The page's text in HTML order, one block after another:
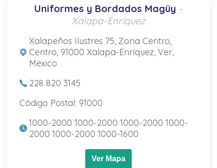
Uniformes y Bordados Magüy -
Xalapa-Enríquez
Xalapeños Ilustres 75, Zona Centro,
Centro, 91000 Xalapa-Enríquez, Ver.,
Mexico
228 820 3145
Código Postal: 91000
1000-2000 1000-2000 1000-2000 1000-
2000 1000-2000 1000-1600
Ver Mapa